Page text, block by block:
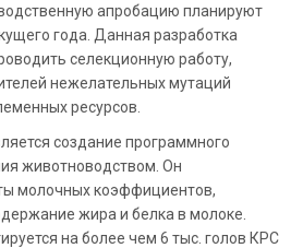
апробацию планируют
года. Данная разработка
селекционную работу,
нежелательных мутаций
ресурсов.
создание программного
животноводством. Он
молочных коэффициентов,
жира и белка в молоке.
на более чем 6 тыс. голов КРС